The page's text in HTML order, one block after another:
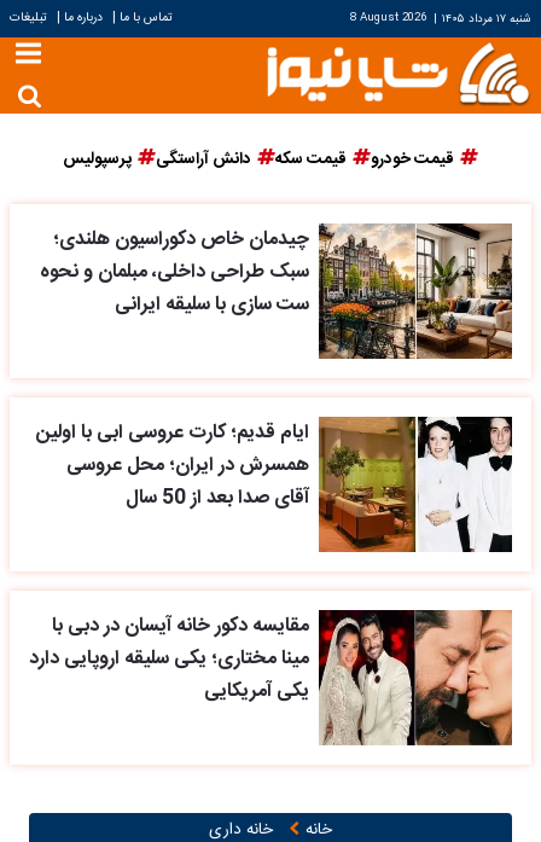
شنبه ۱۷ مرداد ۱۴۰۵ |
8 August 2026 تماس با ما | درباره ما | تبلیغات
قیمت خودرو قیمت سکه دانش آراستگی پرسپولیس
چیدمان خاص دکوراسیون هلندی؛
سبک طراحی داخلی، مبلمان و نحوه
ست سازی با سلیقه ایرانی
ایام قدیم؛ کارت عروسی ابی با اولین
همسرش در ایران؛ محل عروسی
آقای صدا بعد از 50 سال
مقایسه دکور خانه آیسان در دبی با
مینا مختاری؛ یکی سلیقه اروپایی دارد
یکی آمریکایی
خانه
خانه داری